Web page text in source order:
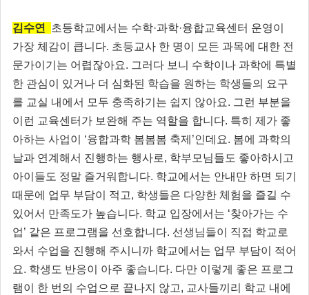
김수연 초등학교에서는 수학·과학·융합교육센터 운영이
가장 체감이 큽니다. 초등교사 한 명이 모든 과목에 대한 전
문가이기는 어렵잖아요. 그러다 보니 수학이나 과학에 특별
한 관심이 있거나 더 심화된 학습을 원하는 학생들의 요구
를 교실 내에서 모두 충족하기는 쉽지 않아요. 그런 부분을
이런 교육센터가 보완해 주는 역할을 합니다. 특히 제가 좋
아하는 사업이 ‘융합과학 봄봄봄 축제’인데요. 봄에 과학의
날과 연계해서 진행하는 행사로, 학부모님들도 좋아하시고
아이들도 정말 즐거워합니다. 학교에서는 안내만 하면 되기
때문에 업무 부담이 적고, 학생들은 다양한 체험을 즐길 수
있어서 만족도가 높습니다. 학교 입장에서는 ‘찾아가는 수
업’ 같은 프로그램을 선호합니다. 선생님들이 직접 학교로
와서 수업을 진행해 주시니까 학교에서는 업무 부담이 적어
요. 학생도 반응이 아주 좋습니다. 다만 이렇게 좋은 프로그
램이 한 번의 수업으로 끝나지 않고, 교사들끼리 학교 내에